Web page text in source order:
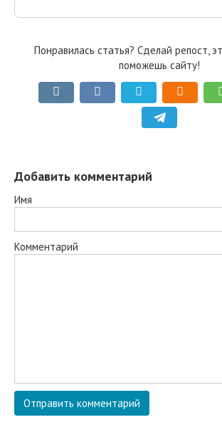
Понравилась статья? Сделай репост,
поможешь сайту!
Добавить комментарий
Имя
Комментарий